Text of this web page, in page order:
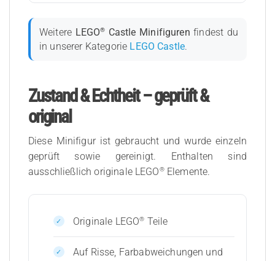
Weitere LEGO® Castle Minifiguren findest du
in unserer Kategorie LEGO Castle.
Zustand & Echtheit – geprüft &
original
Diese Minifigur ist gebraucht und wurde einzeln
geprüft sowie gereinigt. Enthalten sind
ausschließlich originale LEGO®Elemente.
Originale LEGO® Teile
Auf Risse, Farbabweichungen und